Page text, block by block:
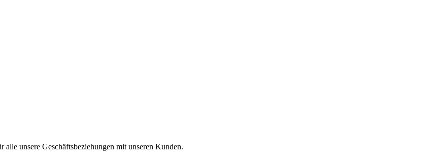
unsere Geschäftsbeziehungen mit unseren Kunden.